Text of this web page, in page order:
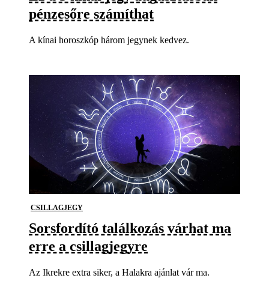
pénzesőre számíthat
A kínai horoszkóp három jegynek kedvez.
CSILLAGJEGY
Sorsfordító találkozás várhat ma
erre a csillagjegyre
Az Ikrekre extra siker, a Halakra ajánlat vár ma.